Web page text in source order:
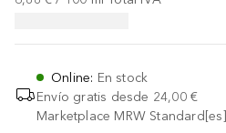
Online: En stock
Envío gratis desde 24,00 €
Marketplace MRW Standard[es]